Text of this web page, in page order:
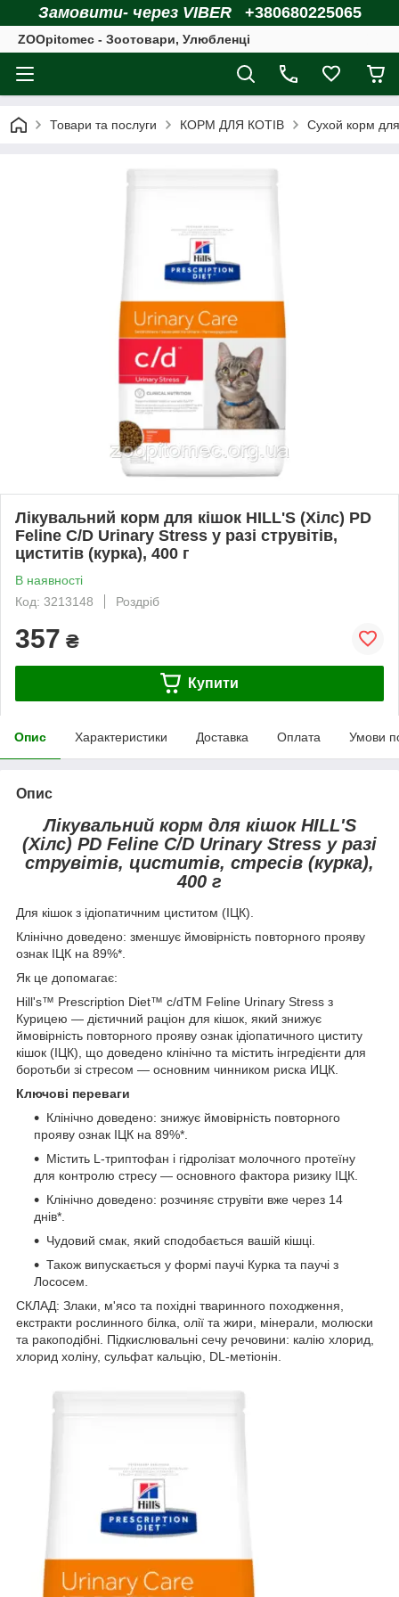
Замовити- через VIBER +380680225065
ZOOpitomec - Зоотовари, Улюбленці
Товари та послуги КОРМ ДЛЯ КОТІВ Сухой корм
Лікувальний корм для кішок HILL'S (Хілс) PD
Feline C/D Urinary Stress у разі струвітів,
циститів (курка), 400 г
В наявності
Код: 3213148
Роздріб
357 ₴
Купити
Опис Характеристики Доставка Оплата Умови
Опис
Лікувальний корм для кішок HILL'S
(Хілс) PD Feline C/D Urinary Stress у разі
струвітів, циститів, стресів (курка),
400 г
Для кішок з ідіопатичним циститом (ІЦК).
Клінічно доведено: зменшує ймовірність повторного прояву
ознак ІЦК на 89%*.
Як це допомагає:
Hill's™ Prescription Diet™ c/dTM Feline Urinary Stress з
Курицею — дієтичний раціон для кішок, який знижує
ймовірність повторного прояву ознак ідіопатичного циститу
кішок (ІЦК), що доведено клінічно та містить інгредієнти для
боротьби зі стресом — основним чинником риска ИЦК.
Ключові переваги
Клінічно доведено: знижує ймовірність повторного
прояву ознак ІЦК на 89%*.
Містить L-триптофан і гідролізат молочного протеїну
для контролю стресу — основного фактора ризику ІЦК.
Клінічно доведено: розчиняє струвіти вже через 14
днів*.
Чудовий смак, який сподобається вашій кішці.
Також випускається у формі паучі Курка та паучі з
Лососем.
СКЛАД: Злаки, м'ясо та похідні тваринного походження,
екстракти рослинного білка, олії та жири, мінерали, молюски
та ракоподібні. Підкислювальні сечу речовини: калію хлорид,
хлорид холіну, сульфат кальцію, DL-метіонін.